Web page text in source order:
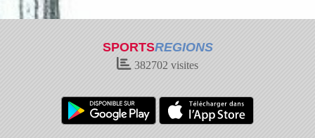
SPORTSREGIONS
382702 visites